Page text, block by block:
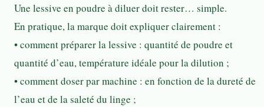
Une lessive en poudre à diluer doit rester… simple.
En pratique, la marque doit expliquer clairement :
• comment préparer la lessive : quantité de poudre et
quantité d’eau, température idéale pour la dilution ;
• comment doser par machine : en fonction de la dureté de
l’eau et de la saleté du linge ;